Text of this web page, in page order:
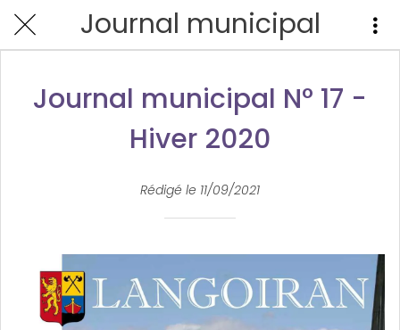
Journal municipal
Journal municipal N° 17 -
Hiver 2020
Rédigé le 11/09/2021